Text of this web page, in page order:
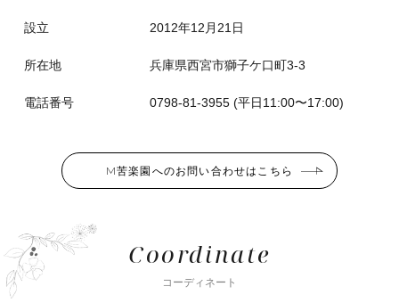
設立 2012年12月21日
所在地 兵庫県西宮市獅子ケ口町3-3
電話番号 0798-81-3955 (平日11:00〜17:00)
M苦楽園へのお問い合わせはこちら
Coordinate
コーディネート